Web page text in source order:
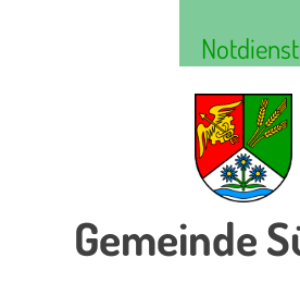
Gemeinde